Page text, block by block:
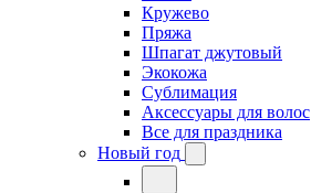
Кружево
Пряжа
Шпагат джутовый
Экокожа
Сублимация
Аксессуары для волос
Все для праздника
Новый год